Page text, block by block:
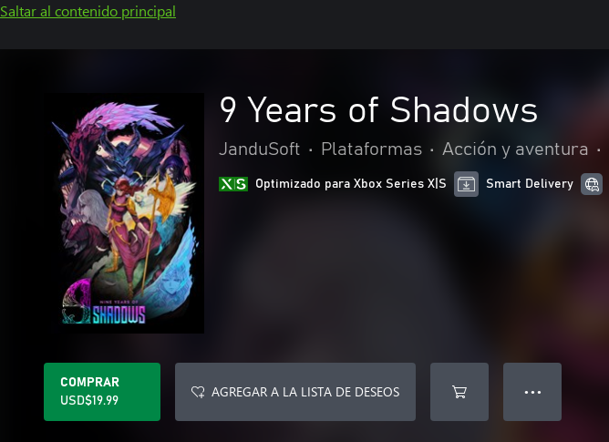
Saltar al contenido principal
9 Years of Shadows
JanduSoft • Plataformas • Acción y aventura •
Optimizado para Xbox Series X|S Smart Delivery
COMPRAR
USD$19.99
AGREGAR A LA LISTA DE DESEOS ● ● ●